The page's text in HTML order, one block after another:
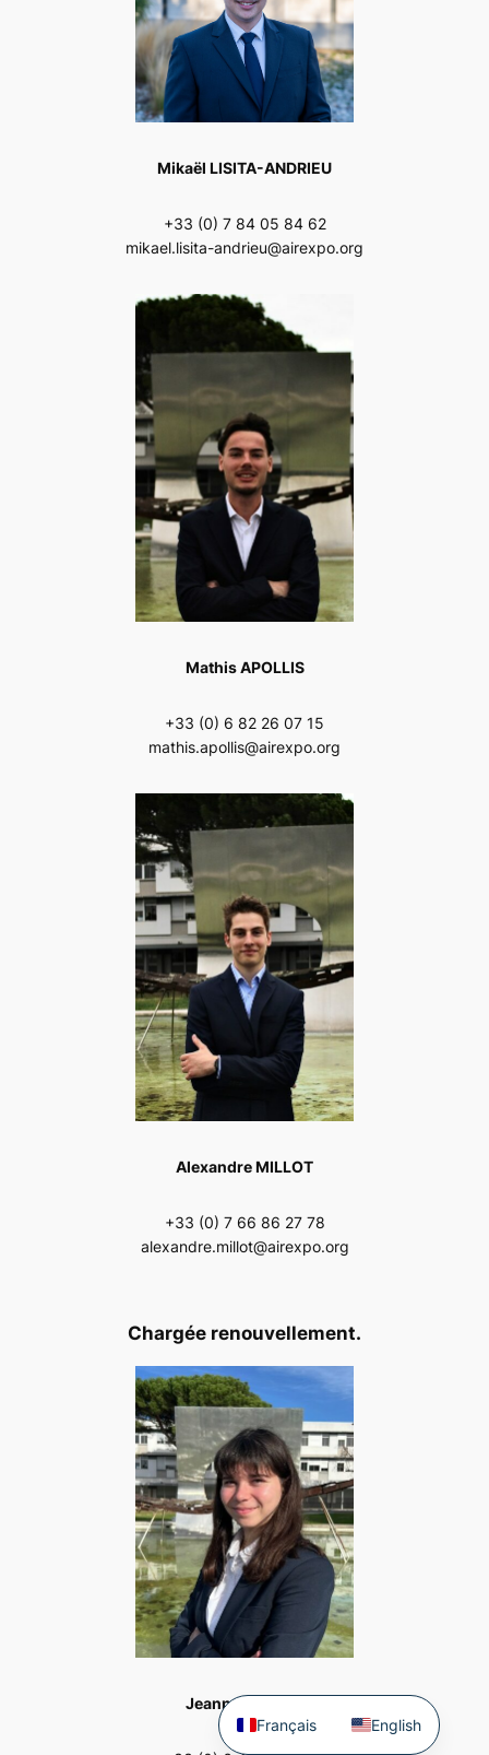
Mikaël LISITA-ANDRIEU
+33 (0) 7 84 05 84 62
mikael.lisita-andrieu@airexpo.org
Mathis APOLLIS
+33 (0) 6 82 26 07 15
mathis.apollis@airexpo.org
Alexandre MILLOT
+33 (0) 7 66 86 27 78
alexandre.millot@airexpo.org
Chargée renouvellement.
Jeanne CADIOT
Français English